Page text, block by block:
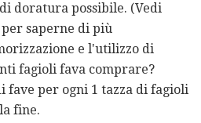
doratura possibile. (Vedi
per saperne di più
e l'utilizzo di
fagioli fava comprare?
fave per ogni 1 tazza di fagioli
fine.